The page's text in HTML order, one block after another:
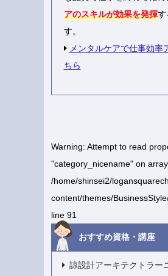
アのスキルが効果を発揮す
す。
メンタルケアで仕事効率
ちら
Warning: Attempt to read
"category_nicename" on
/home/shinsei2/
content/themes/
line 91
おすすめ資格・講座
諒設計アーキテクトラー